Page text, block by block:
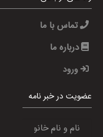
تماس با ما
درباره ما
ورود
عضویت در خبر نامه